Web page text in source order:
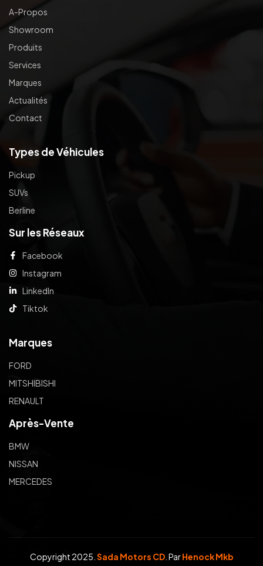
A-Propos
Showroom
Produits
Services
Marques
Actualités
Contact
Types de Véhicules
Pickup
SUVs
Berline
Sur les Réseaux
Facebook
Instagram
LinkedIn
Tiktok
Marques
FORD
MITSHIBISHI
RENAULT
Après-Vente
BMW
NISSAN
MERCEDES
Copyright 2025. Sada Motors CD. ParHenock Mkb